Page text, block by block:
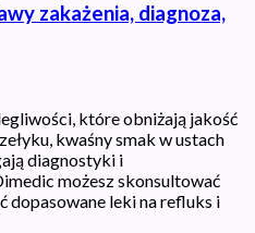
zakażenia, diagnoza,
które obniżają jakość
kwaśny smak w ustach
diagnostyki i
możesz skonsultować
dopasowane leki na refluks i